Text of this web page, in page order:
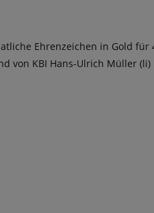
Ehrenzeichen in Gold für
von KBI Hans-Ulrich Müller